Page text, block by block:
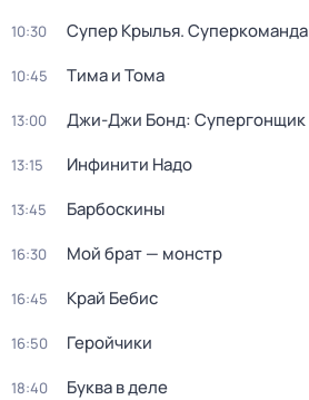
10:30 Супер Крылья. Суперкоманда
10:45 Тима и Тома
13:00 Джи-Джи Бонд: Супергонщик
13:15 Инфинити Надо
13:45 Барбоскины
16:30 Мой брат — монстр
16:45 Край Бебис
16:50 Геройчики
18:40 Буква в деле